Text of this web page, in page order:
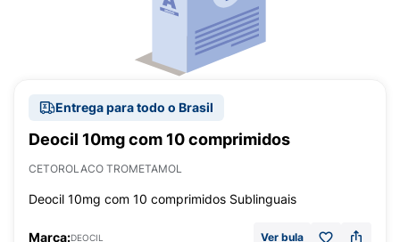
Entrega para todo o Brasil
Deocil 10mg com 10 comprimidos
CETOROLACO TROMETAMOL
Deocil 10mg com 10 comprimidos Sublinguais
Marca:DEOCIL Ver bula